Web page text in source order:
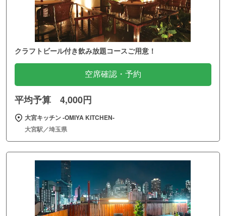
クラフトビール付き飲み放題コースご用意！
空席確認・予約
平均予算 4,000円
大宮キッチン ‐OMIYA KITCHEN‐
大宮駅／埼玉県